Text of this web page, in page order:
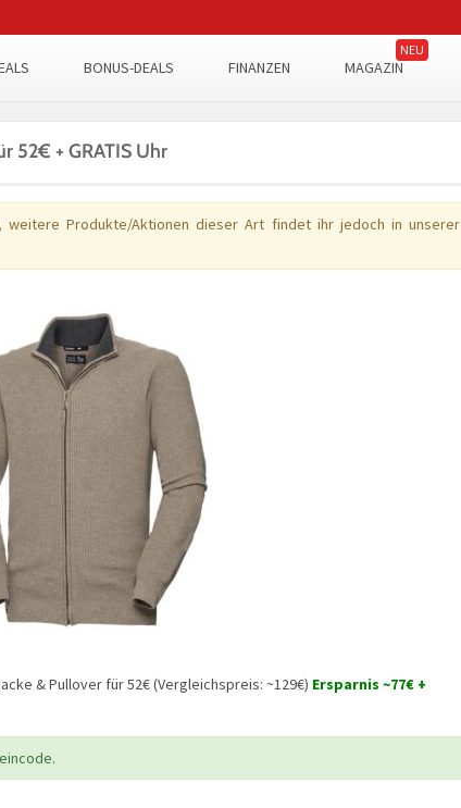
BONUS-DEALS FINANZEN MAGAZIN
52€ + GRATIS Uhr
weitere Produkte/Aktionen dieser Art findet ihr jedoch in unserer
& Pullover für 52€ (Vergleichspreis: ~129€) Ersparnis ~77€ +